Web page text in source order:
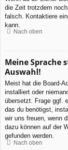
die Zeit trotzdem
falsch. Kontaktiere
kann.
Nach oben
Meine Sprache
Auswahl!
Meist hat die Board-
installiert oder
übersetzt. Frage ggf.
das du benötigst,
wir uns freuen, wenn
dazu können auf der
gefunden werden.
Nach oben